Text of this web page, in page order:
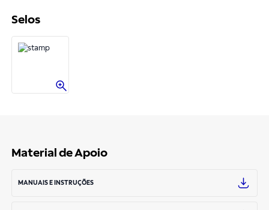
Selos
Material de Apoio
MANUAIS E INSTRUÇÕES